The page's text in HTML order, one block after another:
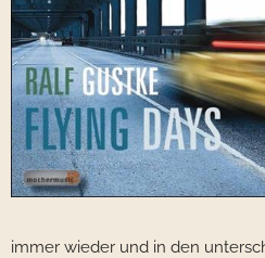
immer wieder und in den